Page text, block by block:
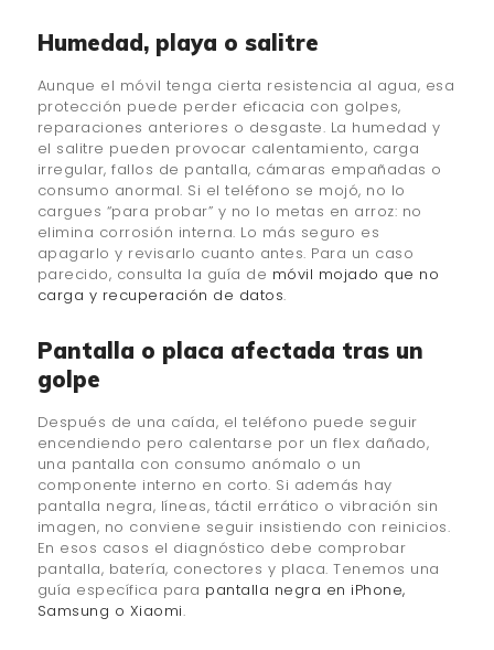
Humedad, playa o salitre
Aunque el móvil tenga cierta resistencia al agua, esa
protección puede perder eficacia con golpes,
reparaciones anteriores o desgaste. La humedad y
el salitre pueden provocar calentamiento, carga
irregular, fallos de pantalla, cámaras empañadas o
consumo anormal. Si el teléfono se mojó, no lo
cargues “para probar” y no lo metas en arroz: no
elimina corrosión interna. Lo más seguro es
apagarlo y revisarlo cuanto antes. Para un caso
parecido, consulta la guía de móvil mojado que no
carga y recuperación de datos.
Pantalla o placa afectada tras un
golpe
Después de una caída, el teléfono puede seguir
encendiendo pero calentarse por un flex dañado,
una pantalla con consumo anómalo o un
componente interno en corto. Si además hay
pantalla negra, líneas, táctil errático o vibración sin
imagen, no conviene seguir insistiendo con reinicios.
En esos casos el diagnóstico debe comprobar
pantalla, batería, conectores y placa. Tenemos una
guía específica para pantalla negra en iPhone,
Samsung o Xiaomi.